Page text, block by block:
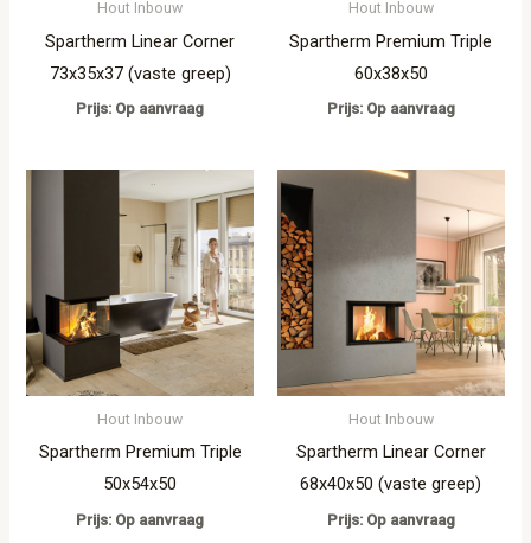
Hout Inbouw
Spartherm Linear Corner
73x35x37 (vaste greep)
Prijs: Op aanvraag
Hout Inbouw
Spartherm Premium Triple
60x38x50
Prijs: Op aanvraag
Hout Inbouw
Spartherm Premium Triple
50x54x50
Prijs: Op aanvraag
Hout Inbouw
Spartherm Linear Corner
68x40x50 (vaste greep)
Prijs: Op aanvraag